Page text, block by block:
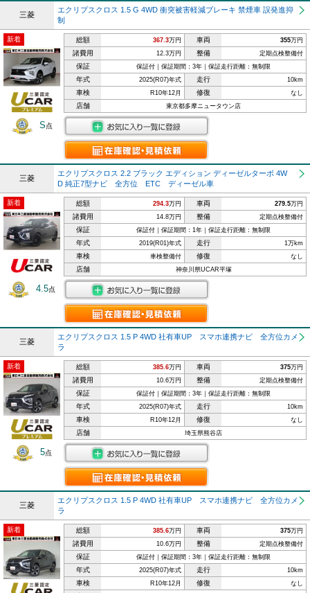
三菱
エクリプスクロス 1.5 G 4WD 衝突被害軽減ブレーキ 禁煙車 誤発進抑
制
新着
S点
総額 367.3万円 車両 355万円
諸費用 12.3万円 整備 定期点検整備付
保証 保証付｜保証期間：3年｜保証走行距離：無制限
年式 2025(R07)年式 走行 10km
車検 R10年12月 修復 なし
店舗 東京都多摩ニュータウン店
三菱
エクリプスクロス 2.2 ブラック エディション ディーゼルターボ 4W
D 純正7型ナビ 全方位 ETC ディーゼル車
新着
4.5点
総額 294.3万円 車両 279.5万円
諸費用 14.8万円 整備 定期点検整備付
保証 保証付｜保証期間：1年｜保証走行距離：無制限
年式 2019(R01)年式 走行 1万km
車検 車検整備付 修復 なし
店舗 神奈川県UCAR平塚
三菱
エクリプスクロス 1.5 P 4WD 社有車UP スマホ連携ナビ 全方位カメ
ラ
新着
5点
総額 385.6万円 車両 375万円
諸費用 10.6万円 整備 定期点検整備付
保証 保証付｜保証期間：3年｜保証走行距離：無制限
年式 2025(R07)年式 走行 10km
車検 R10年12月 修復 なし
店舗 埼玉県熊谷店
三菱
エクリプスクロス 1.5 P 4WD 社有車UP スマホ連携ナビ 全方位カメ
ラ
新着 総額 385.6万円 車両 375万円
諸費用 10.6万円 整備 定期点検整備付
保証 保証付｜保証期間：3年｜保証走行距離：無制限
年式 2025(R07)年式 走行 10km
車検 R10年12月 修復 なし